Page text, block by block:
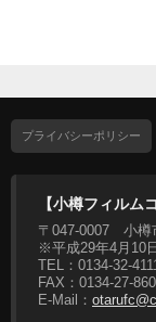
プライバシーポリシー
【小樽フィルム
〒047-0007 小樽
※平成29年4月10
TEL：0134-32-
FAX：0134-27-
E-Mail：